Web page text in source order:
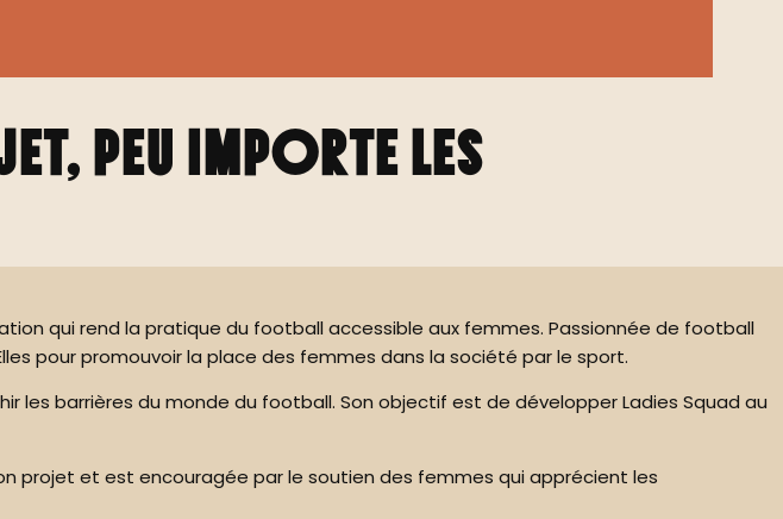
peu importe les
qui rend la pratique du football accessible aux femmes. Passionnée de football
pour promouvoir la place des femmes dans la société par le sport.
les barrières du monde du football. Son objectif est de développer Ladies Squad au
projet et est encouragée par le soutien des femmes qui apprécient les